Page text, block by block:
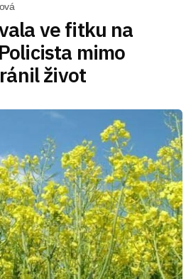
ve fitku na
mimo
život